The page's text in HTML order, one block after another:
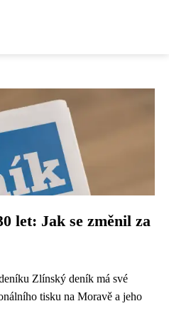
let: Jak se změnil za
Zlínský deník má své
tisku na Moravě a jeho